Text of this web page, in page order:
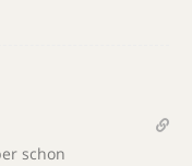
schon